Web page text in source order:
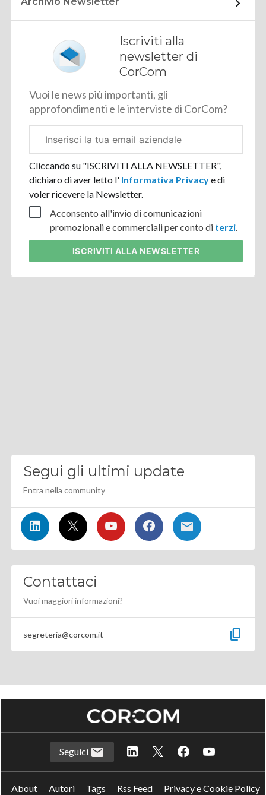
Iscriviti alla
newsletter di
CorCom
Vuoi le news più importanti, gli
approfondimenti e le interviste di CorCom?
aziendale
Cliccando su "ISCRIVITI ALLA NEWSLETTER",
dichiaro di aver letto l' Informativa Privacye di
voler ricevere la Newsletter.
Acconsento all'invio di comunicazioni
promozionali e commerciali per conto di terzi.
ISCRIVITI ALLA NEWSLETTER
Segui gli ultimi update
Entra nella community
Contattaci
Vuoi maggiori informazioni?
segreteria@corcom.it content_copy
Seguici
About Autori Tags Rss Feed
Privacy e Cookie Policy